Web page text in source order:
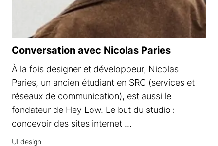
Conversation avec Nicolas Paries
À la fois designer et développeur, Nicolas
Paries, un ancien étudiant en SRC (services et
réseaux de communication), est aussi le
fondateur de Hey Low. Le but du studio :
concevoir des sites internet …
UI design